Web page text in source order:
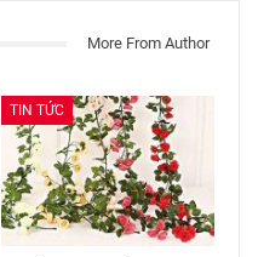
More From Author
TIN TỨC